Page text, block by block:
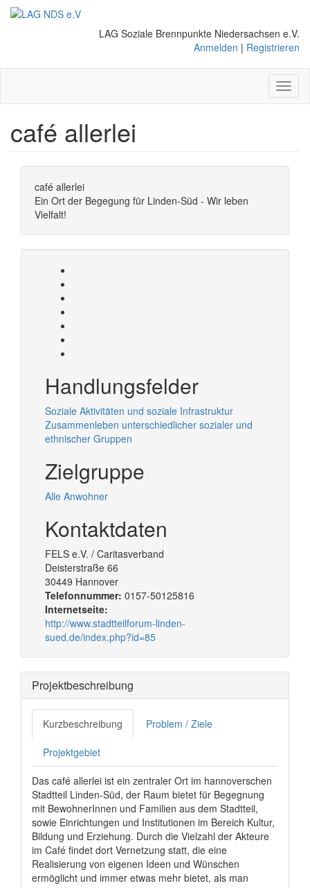
Direkt
zum
LAG Soziale Brennpunkte Niedersachsen e.V.
Anmelden | Registrieren
café allerlei
café allerlei
Ein Ort der Begegung für Linden-Süd - Wir leben
Vielfalt!
Handlungsfelder
Soziale Aktivitäten und soziale Infrastruktur
Zusammenleben unterschiedlicher sozialer und
ethnischer Gruppen
Zielgruppe
Alle Anwohner
Kontaktdaten
FELS e.V. / Caritasverband
Deisterstraße 66
30449 Hannover
Telefonnummer: 0157-50125816
Internetseite:
http://www.stadtteilforum-linden-
sued.de/index.php?id=85
Projektbeschreibung
Kurzbeschreibung Problem / Ziele
Projektgebiet
Das café allerlei ist ein zentraler Ort im hannoverschen
Stadtteil Linden-Süd, der Raum bietet für Begegnung
mit BewohnerInnen und Familien aus dem Stadtteil,
sowie Einrichtungen und Institutionen im Bereich Kultur,
Bildung und Erziehung. Durch die Vielzahl der Akteure
im Café findet dort Vernetzung statt, die eine
Realisierung von eigenen Ideen und Wünschen
ermöglicht und immer etwas mehr bietet, als man